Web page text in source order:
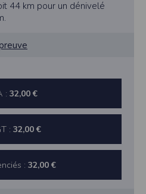
44 km pour un dénivelé
: 32,00 €
: 32,00 €
: 32,00 €